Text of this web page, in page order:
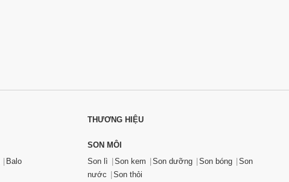
Balo
THƯƠNG HIỆU
SON MÔI
Son lì
Son kem Son dưỡng Son bóng
Son
nước
Son thỏi